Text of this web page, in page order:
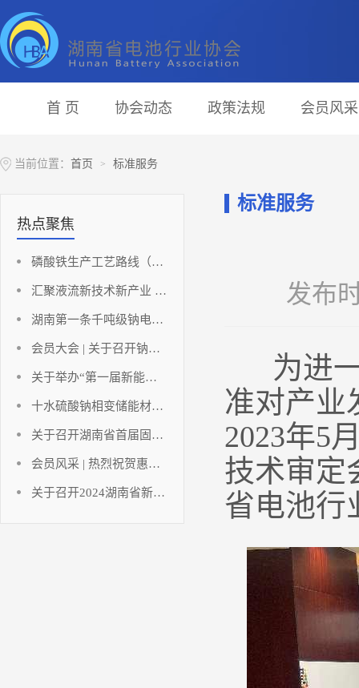
首 页 协会动态 政策法规 会员风采
当前位置： 首页 > 标准服务
热点聚焦
磷酸铁生产工艺路线（铁法部分）
汇聚液流新技术新产业 助推湖南储能新能源高地
湖南第一条千吨级钠电负极材料点火投产！
会员大会 | 关于召开钠离子动力电池发展与创新应用论坛暨碳酸锂应用发展分析及应对策略研讨会（会员大会）的通知
关于举办“第一届新能源与储能工程湘江国际论坛暨2023中国（长沙）电池产业博览会”的通知
十水硫酸钠相变储能材料研究进展
关于召开湖南省首届固态电池创新发展论坛暨固态电池技术创新联合体成立大会的通知
会员风采 | 热烈祝贺惠同新材成为湖南省电池行业协会及协会氢能产业技术创新联合体副会长单位！
关于召开2024湖南省新能源电池技术讲座暨湖南省电池行业协会年终工作总结的通知
标准服务
发布
为进一
准对产业
2023年5
技术审定
省电池行